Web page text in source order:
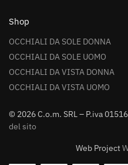
Shop
OCCHIALI DA SOLE DONNA
OCCHIALI DA SOLE UOMO
OCCHIALI DA VISTA DONNA
OCCHIALI DA VISTA UOMO
© 2026 C.o.m. SRL – P.iva
del sito
Web Project